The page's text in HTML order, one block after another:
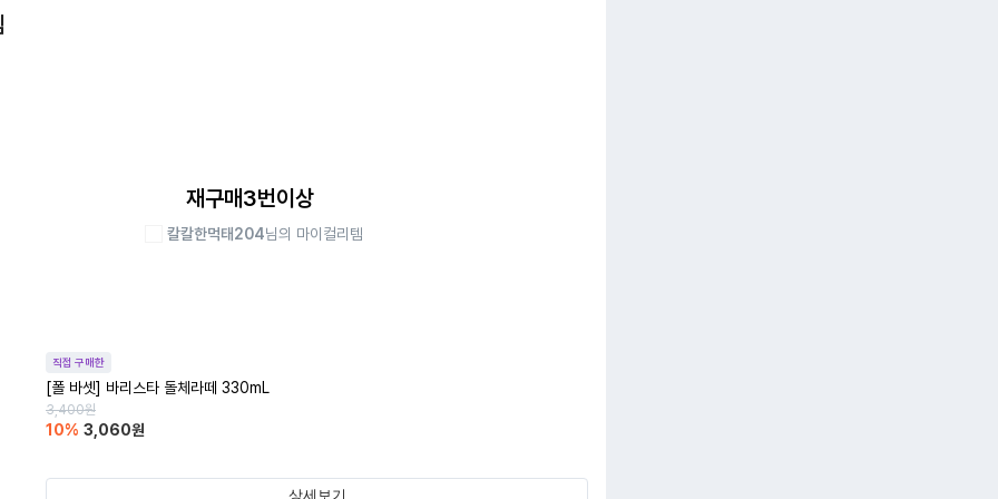
재구매3번이상
칼칼한먹태204님의 마이컬리템
직접 구매한
[폴 바셋] 바리스타 돌체라떼 330mL
3,400원
10% 3,060원
상세보기